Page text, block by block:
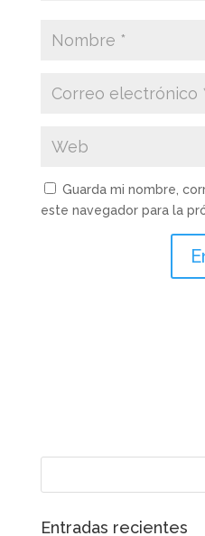
Guarda mi nombre,
este navegador para la
Entradas recientes